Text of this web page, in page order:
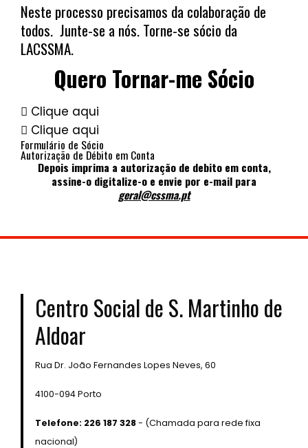
Neste processo precisamos da colaboração de
todos. Junte-se a nós. Torne-se sócio da
LACSSMA.
Quero Tornar-me Sócio
Clique aqui
Clique aqui
Formulário de Sócio
Autorização de Débito em Conta
Depois imprima a autorização de debito em conta,
assine-o digitalize-o e envie por e-mail para
geral@cssma.pt
Centro Social de S. Martinho de
Aldoar
Rua Dr. João Fernandes Lopes Neves, 60
4100-094 Porto
Telefone: 226 187 328- (Chamada para rede fixa
nacional)